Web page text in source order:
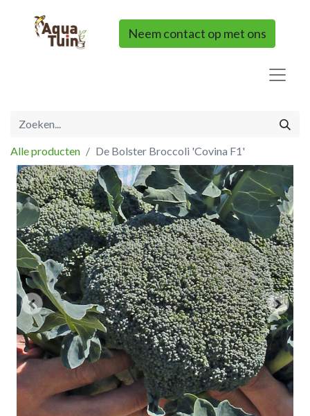
Neem contact op met ons
Alle producten De Bolster Broccoli 'Covina F1'